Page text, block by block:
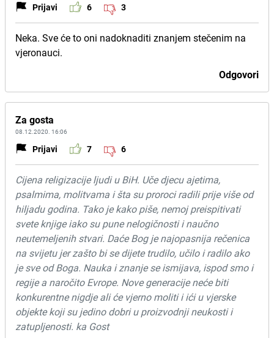
Prijavi 6 3
Neka. Sve će to oni nadoknaditi znanjem stečenim na
vjeronauci.
Odgovori
Za gosta
08.12.2020. 16:06
Prijavi 7 6
Cijena religizacije ljudi u BiH. Uče djecu ajetima,
psalmima, molitvama i šta su proroci radili prije više od
hiljadu godina. Tako je kako piše, nemoj preispitivati
svete knjige iako su pune nelogičnosti i naučno
neutemeljenih stvari. Daće Bog je najopasnija rečenica
na svijetu jer zašto bi se dijete trudilo, učilo i radilo ako
je sve od Boga. Nauka i znanje se ismijava, ispod smo i
regije a naročito Evrope. Nove generacije neće biti
konkurentne nigdje ali će vjerno moliti i ići u vjerske
objekte koji su jedino dobri u proizvodnji neukosti i
zatupljenosti. ka Gost